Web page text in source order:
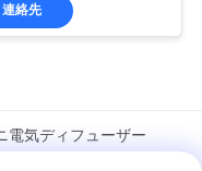
連絡先
電気ディフューザー